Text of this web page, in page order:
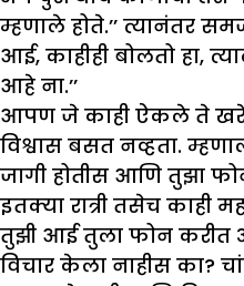
म्हणाले होते.’’ त्यानंतर
आई, काहीही बोलतो हा,
आहे ना.’’
आपण जे काही ऐकले ते खरे
विश्वास बसत नव्हता.
जागी होतीस आणि तुझा
इतक्या रात्री तसेच काही
तुझी आई तुला फोन करीत
विचार केला नाहीस का?